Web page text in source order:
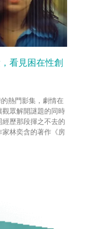
看見困在性創
熱門影集，劇情在
眾解開謎題的同時
歷那段揮之不去的
林奕含的著作《房